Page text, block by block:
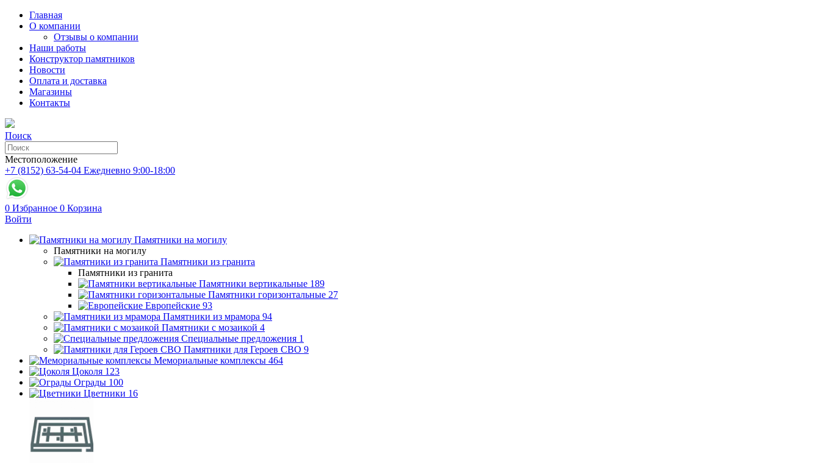
Главная
О компании
Отзывы о компании
Наши работы
Конструктор памятников
Новости
Оплата и доставка
Магазины
Контакты
Поиск
Местоположение
+7 (8152) 63-54-04 Ежедневно 9:00-18:00
0 Избранное 0 Корзина
Войти
Памятники на могилу
Памятники на могилу
Памятники из гранита
Памятники из гранита
Памятники вертикальные 189
Памятники горизонтальные 27
Европейские 93
Памятники из мрамора 94
Памятники с мозаикой 4
Специальные предложения 1
Памятники для Героев СВО 9
Мемориальные комплексы 464
Цоколя 123
Ограды 100
Цветники 16